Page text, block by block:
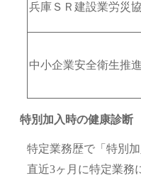
兵庫ＳＲ建設業労災
中小企業安全衛生推
特別加入時の健康診断
特定業務歴で「特別
直近3ヶ月に特定業務